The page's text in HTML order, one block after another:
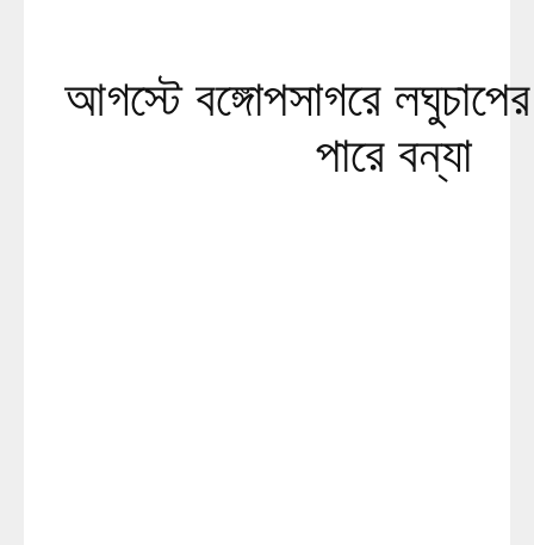
আগস্টে বঙ্গোপসাগরে
পারে বন্যা